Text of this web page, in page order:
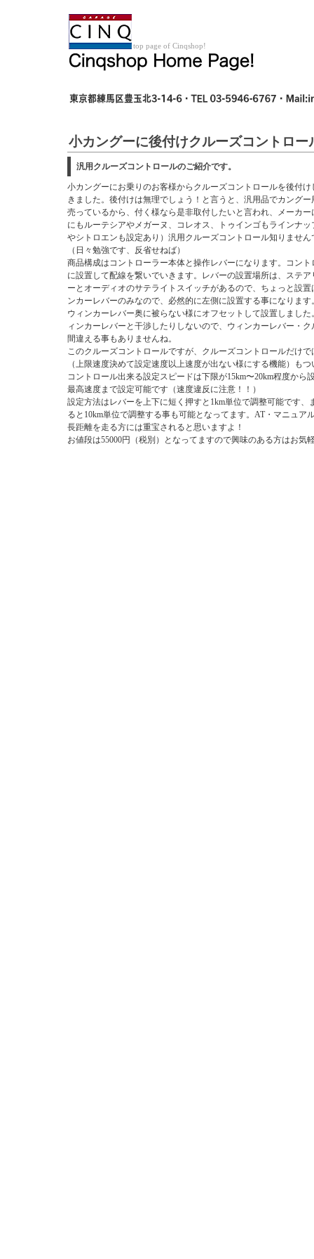
top page of Cinqshop!
小カングーに後付けクルーズコントロー
汎用クルーズコントロールのご紹介です。
小カングーにお乗りのお客様からクルーズコントロールを後付
きました。後付けは無理でしょう！と言うと、汎用品でカング
売っているから、付く様なら是非取付したいと言われ、メーカ
にもルーテシアやメガーヌ、コレオス、トゥインゴもラインナ
やシトロエンも設定あり）汎用クルーズコントロール知りませ
（日々勉強です、反省せねば）
商品構成はコントローラー本体と操作レバーになります。コン
に設置して配線を繋いでいきます。レバーの設置場所は、ステ
ーとオーディオのサテライトスイッチがあるので、ちょっと設
ンカーレバーのみなので、必然的に左側に設置する事になります
ウィンカーレバー奥に被らない様にオフセットして設置しまし
ィンカーレバーと干渉したりしないので、ウィンカーレバー・
間違える事もありませんね。
このクルーズコントロールですが、クルーズコントロールだけ
（上限速度決めて設定速度以上速度が出ない様にする機能）もつ
コントロール出来る設定スピードは下限が15km〜20km程度から
最高速度まで設定可能です（速度違反に注意！！）
設定方法はレバーを上下に短く押すと1km単位で調整可能です、
ると10km単位で調整する事も可能となってます。AT・マニュア
長距離を走る方には重宝されると思いますよ！
お値段は55000円（税別）となってますので興味のある方はお気